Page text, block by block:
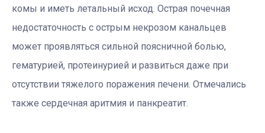
комы и иметь летальный исход. Острая почечная
недостаточность с острым некрозом канальцев
может проявляться сильной поясничной болью,
гематурией, протеинурией и развиться даже при
отсутствии тяжелого поражения печени. Отмечались
также сердечная аритмия и панкреатит.